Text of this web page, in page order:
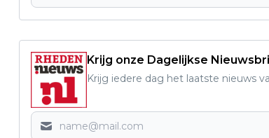
Krijg onze Dagelijkse
Krijg iedere dag het laatste nieuws